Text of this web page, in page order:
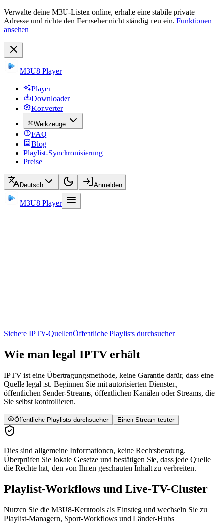
Verwalte deine M3U-Listen online, erhalte eine stabile private
Adresse und richte den Fernseher nicht ständig neu ein. Funktionen
ansehen
M3U8 Player
Player
Downloader
Konverter
Werkzeuge
FAQ
Blog
Playlist-Synchronisierung
Preise
Deutsch Anmelden
M3U8 Player
Sichere IPTV-QuellenÖffentliche Playlists durchsuchen
Wie man legal IPTV erhält
IPTV ist eine Übertragungsmethode, keine Garantie dafür, dass eine
Quelle legal ist. Beginnen Sie mit autorisierten Diensten,
öffentlichen Sender-Streams, öffentlichen Kanälen oder Streams, die
Sie selbst kontrollieren.
Öffentliche Playlists durchsuchen Einen Stream testen
Dies sind allgemeine Informationen, keine Rechtsberatung.
Überprüfen Sie lokale Gesetze und bestätigen Sie, dass jede Quelle
die Rechte hat, den von Ihnen geschauten Inhalt zu verbreiten.
Playlist-Workflows und Live-TV-Cluster
Nutzen Sie die M3U8-Kerntools als Einstieg und wechseln Sie zu
Playlist-Managern, Sport-Workflows und Länder-Hubs.